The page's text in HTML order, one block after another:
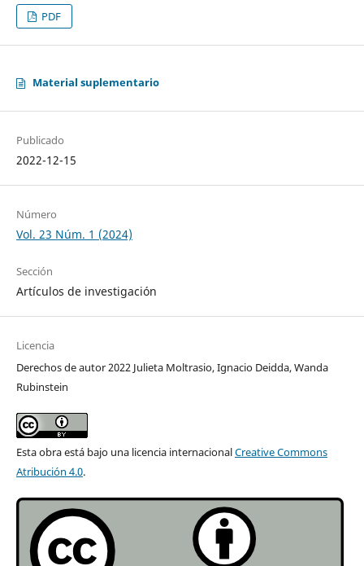
PDF
Material suplementario
Publicado
2022-12-15
Número
Vol. 23 Núm. 1 (2024)
Sección
Artículos de investigación
Licencia
Derechos de autor 2022 Julieta Moltrasio, Ignacio Deidda, Wanda
Rubinstein
Esta obra está bajo una licencia internacionalCreative Commons
Atribución 4.0.